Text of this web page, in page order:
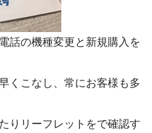
話の機種変更と新規購入を
くこなし、常にお客様も多
りリーフレットをで確認す